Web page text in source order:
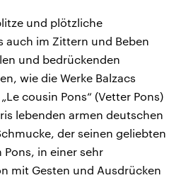
und plötzliche
auch im Zittern und Beben
und bedrückenden
wie die Werke Balzacs
cousin Pons“ (Vetter Pons)
lebenden armen deutschen
der seinen geliebten
in einer sehr
mit Gesten und Ausdrücken